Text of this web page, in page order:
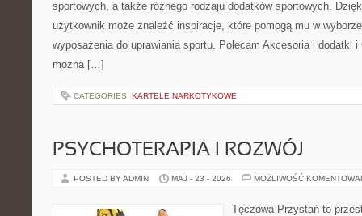
sportowych, a także różnego rodzaju dodatków sportowych.
użytkownik może znaleźć inspiracje, które pomogą mu w
wyposażenia do uprawiania sportu. Polecam Akcesoria i dodatki
można […]
CATEGORIES: KARTELE NARKOTYKOWE
PSYCHOTERAPIA I ROZWÓJ
POSTED BY ADMIN MAJ - 23 - 2026 MOŻLIWOŚĆ
Tęczowa Przystań to